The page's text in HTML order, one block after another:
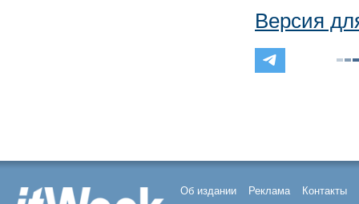
Версия
Об издании Реклама Контакты